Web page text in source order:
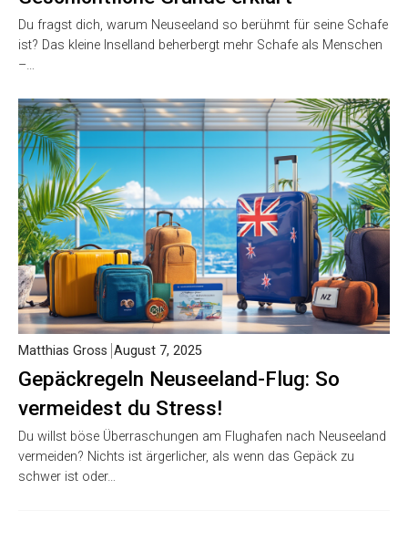
Du fragst dich, warum Neuseeland so berühmt für seine Schafe
ist? Das kleine Inselland beherbergt mehr Schafe als Menschen
–…
Gepäckregeln Neuseeland-Flug: So
vermeidest du Stress!
Matthias Gross August 7, 2025
Du willst böse Überraschungen am Flughafen nach Neuseeland
vermeiden? Nichts ist ärgerlicher, als wenn das Gepäck zu
schwer ist oder…